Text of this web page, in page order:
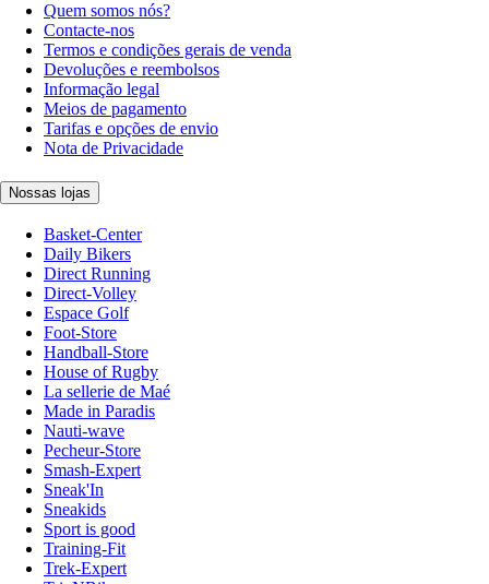
Quem somos nós?
Contacte-nos
Termos e condições gerais de venda
Devoluções e reembolsos
Informação legal
Meios de pagamento
Tarifas e opções de envio
Nota de Privacidade
Nossas lojas
Basket-Center
Daily Bikers
Direct Running
Direct-Volley
Espace Golf
Foot-Store
Handball-Store
House of Rugby
La sellerie de Maé
Made in Paradis
Nauti-wave
Pecheur-Store
Smash-Expert
Sneak'In
Sneakids
Sport is good
Training-Fit
Trek-Expert